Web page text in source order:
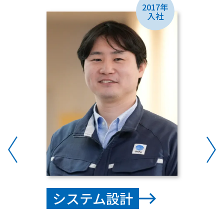
2017年
入社
システム設計